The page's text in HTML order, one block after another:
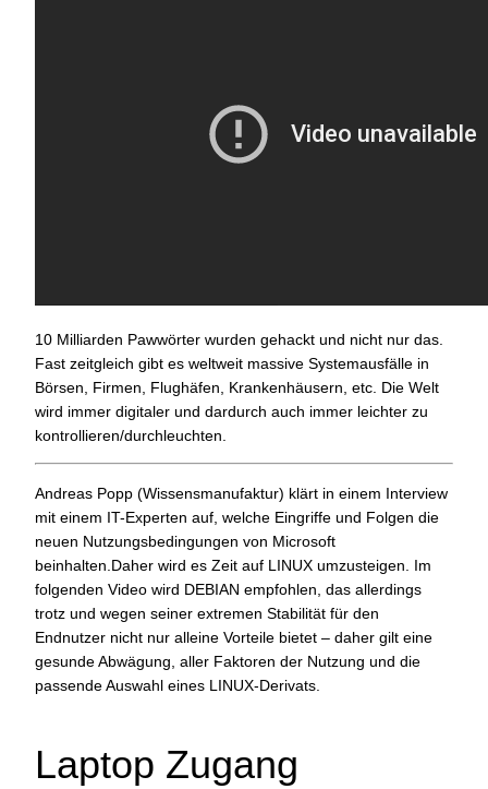
10 Milliarden Pawwörter wurden gehackt und nicht nur das.
Fast zeitgleich gibt es weltweit massive Systemausfälle in
Börsen, Firmen, Flughäfen, Krankenhäusern, etc. Die Welt
wird immer digitaler und dardurch auch immer leichter zu
kontrollieren/durchleuchten.
Andreas Popp (Wissensmanufaktur) klärt in einem Interview
mit einem IT-Experten auf, welche Eingriffe und Folgen die
neuen Nutzungsbedingungen von Microsoft
beinhalten. Daher wird es Zeit auf LINUX umzusteigen. Im
folgenden Video wird DEBIAN empfohlen, das allerdings
trotz und wegen seiner extremen Stabilität für den
Endnutzer nicht nur alleine Vorteile bietet – daher gilt eine
gesunde Abwägung, aller Faktoren der Nutzung und die
passende Auswahl eines LINUX-Derivats.
Laptop Zugang